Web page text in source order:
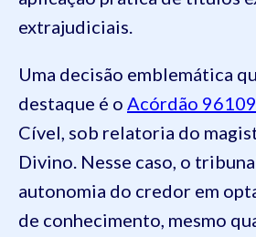
extrajudiciais.
Uma decisão emblemática
destaque é o Acórdão
Cível, sob relatoria do
Divino. Nesse caso, o
autonomia do credor em
de conhecimento, mesmo